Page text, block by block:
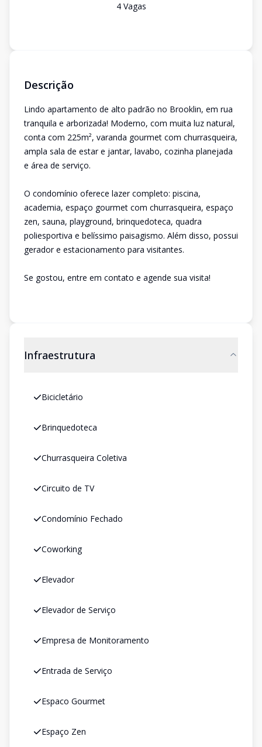
4Vagas
Descrição
Lindo apartamento de alto padrão no Brooklin, em rua
tranquila e arborizada! Moderno, com muita luz natural,
conta com 225m², varanda gourmet com churrasqueira,
ampla sala de estar e jantar, lavabo, cozinha planejada
e área de serviço.
O condomínio oferece lazer completo: piscina,
academia, espaço gourmet com churrasqueira, espaço
zen, sauna, playground, brinquedoteca, quadra
poliesportiva e belíssimo paisagismo. Além disso, possui
gerador e estacionamento para visitantes.
Se gostou, entre em contato e agende sua visita!
Infraestrutura
Bicicletário
Brinquedoteca
Churrasqueira Coletiva
Circuito de TV
Condomínio Fechado
Coworking
Elevador
Elevador de Serviço
Empresa de Monitoramento
Entrada de Serviço
Espaco Gourmet
Espaço Zen